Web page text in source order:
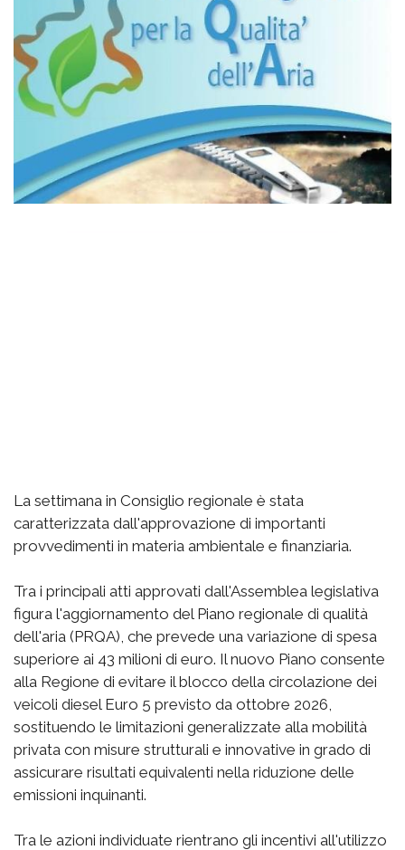
La settimana in Consiglio regionale è stata
caratterizzata dall'approvazione di importanti
provvedimenti in materia ambientale e finanziaria.
Tra i principali atti approvati dall'Assemblea legislativa
figura l'aggiornamento del Piano regionale di qualità
dell'aria (PRQA), che prevede una variazione di spesa
superiore ai 43 milioni di euro. Il nuovo Piano consente
alla Regione di evitare il blocco della circolazione dei
veicoli diesel Euro 5 previsto da ottobre 2026,
sostituendo le limitazioni generalizzate alla mobilità
privata con misure strutturali e innovative in grado di
assicurare risultati equivalenti nella riduzione delle
emissioni inquinanti.
Tra le azioni individuate rientrano gli incentivi all'utilizzo